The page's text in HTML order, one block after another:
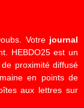
Votre journal
HEBDO25 est un
proximité diffusé
en points de
aux lettres sur